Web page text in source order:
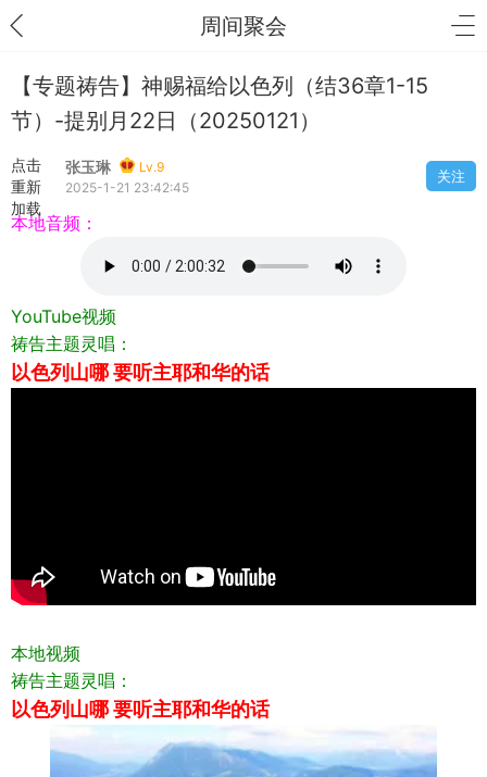
周间聚会
【专题祷告】神赐福给以色列（结36章1-15
节）-提别月22日（20250121）
点击
重新
加载
张玉琳
Lv.9
2025-1-21 23:42:45
关注
本地音频：
YouTube视频
祷告主题灵唱：
以色列山哪 要听主耶和华的话
本地视频
祷告主题灵唱：
以色列山哪 要听主耶和华的话